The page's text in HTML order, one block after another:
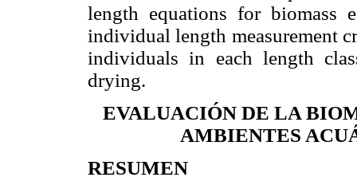
length equations for biomass
individual length measurement
individuals in each length
drying.
EVALUACIÓN DE LA
AMBIENTES
RESUMEN